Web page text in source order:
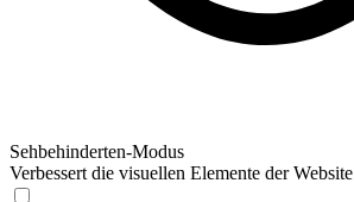
Sehbehinderten-Modus
Verbessert die visuellen Elemente der Website